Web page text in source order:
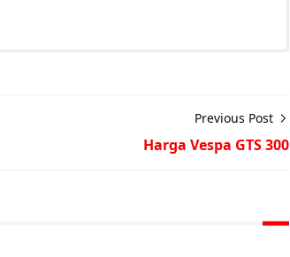
Previous Post
Harga Vespa GTS 300